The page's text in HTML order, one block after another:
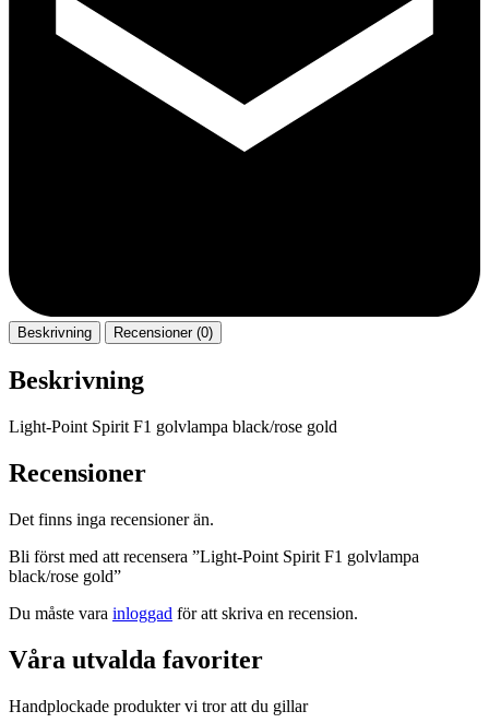
Beskrivning Recensioner (0)
Beskrivning
Light-Point Spirit F1 golvlampa black/rose gold
Recensioner
Det finns inga recensioner än.
Bli först med att recensera ”Light-Point Spirit F1 golvlampa
black/rose gold”
Du måste vara inloggad för att skriva en recension.
Våra utvalda favoriter
Handplockade produkter vi tror att du gillar